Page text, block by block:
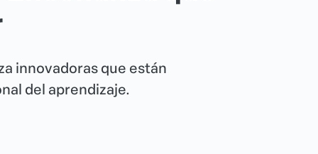
innovadoras que están
del aprendizaje.